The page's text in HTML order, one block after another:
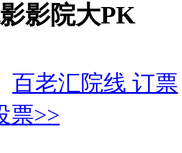
影院大PK
百老汇院线 订票
票>>